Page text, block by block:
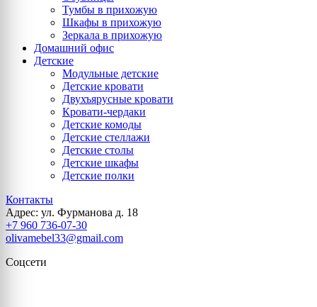
Тумбы в прихожую
Шкафы в прихожую
Зеркала в прихожую
Домашний офис
Детские
Модульные детские
Детские кровати
Двухъярусные кровати
Кровати-чердаки
Детские комоды
Детские стеллажи
Детские столы
Детские шкафы
Детские полки
Контакты
Адрес: ул. Фурманова д. 18
+7 960 736-07-30
olivamebel33@gmail.com
Соцсети